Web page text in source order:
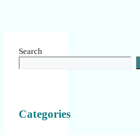
Search
Categories